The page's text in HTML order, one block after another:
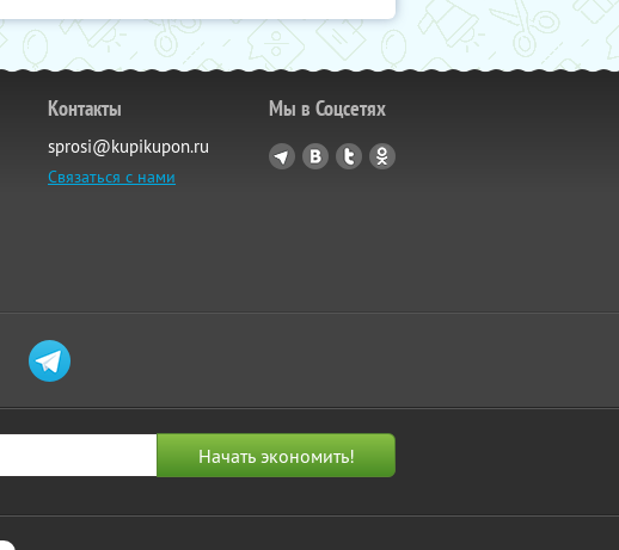
Контакты
sprosi@kupikupon.ru
Связаться с нами
Мы в Соцсетях